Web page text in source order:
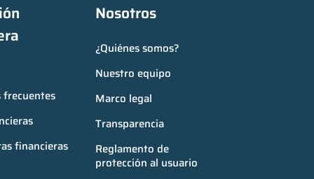
frecuentes
financieras
Nosotros
¿Quiénes somos?
Nuestro equipo
Marco legal
Transparencia
Reglamento de
protección al usuario